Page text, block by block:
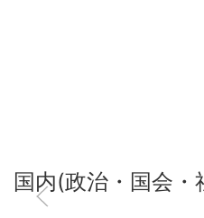
国内(政治・国会・